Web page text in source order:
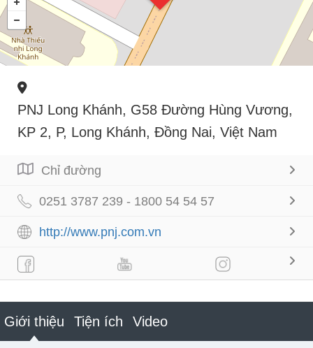
PNJ Long Khánh, G58 Đường Hùng Vương,
KP 2, P, Long Khánh, Đồng Nai, Việt Nam
Chỉ đường
0251 3787 239 - 1800 54 54 57
http://www.pnj.com.vn
Giới thiệu Tiện ích Video